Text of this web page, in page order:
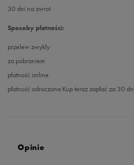
30 dni na zwrot
Sposoby płatności:
przelew zwykły
za pobraniem
płatność online
płatność odroczona Kup teraz zapłać za 30
Opinie